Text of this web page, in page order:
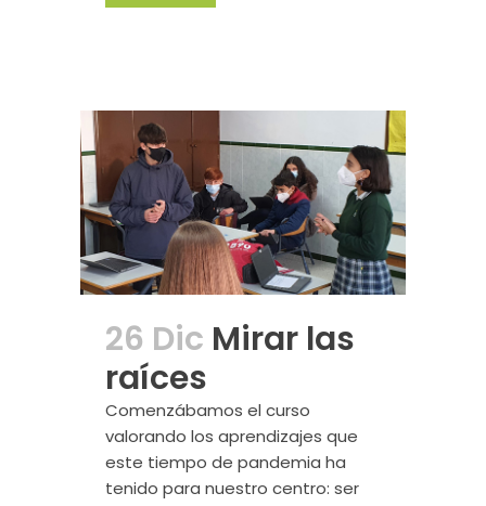
26 Dic Mirar las
raíces
Comenzábamos el curso
valorando los aprendizajes que
este tiempo de pandemia ha
tenido para nuestro centro: ser